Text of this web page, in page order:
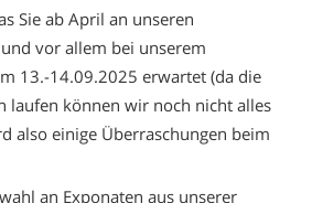
Sie ab April an unseren
vor allem bei unserem
13.-14.09.2025 erwartet (da die
laufen können wir noch nicht alles
also einige Überraschungen beim
an Exponaten aus unserer